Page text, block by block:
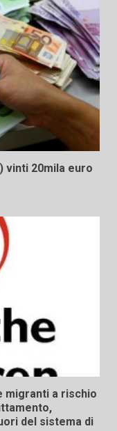
vinti 20mila euro
migranti a rischio
del sistema di